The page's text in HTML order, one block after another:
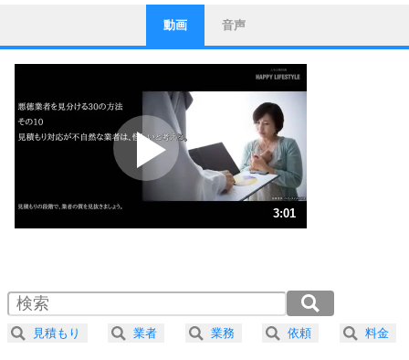
1
ストレス対策
他人と比べない。
いっそのこと、他人を見ない。
いらいらしない人になる30の方法
プラス思考
ポジティブになれない原因は、行動しないから。
ポジティブ思考になる30の方法
人生、なんとかなるもの。
気楽に生きる30の方法
4 器の大きい人は、怒りを優しさで表現する。
動画 音声
3:01
2.0倍速 （355KB 1分30秒）
2.5倍速 （285KB 1分12秒）
3.0倍速 （237KB 1分0秒）
見積もり 業者 業務 依頼 料金